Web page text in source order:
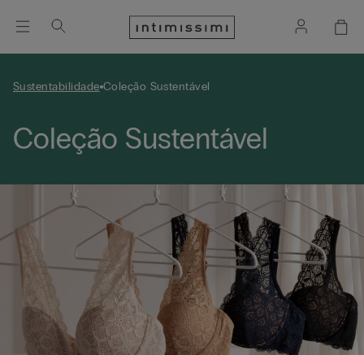
Sustentabilidade Coleção Sustentável
Coleção Sustentável